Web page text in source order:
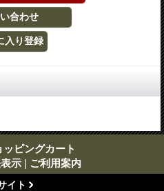
ッピングカート
示 | ご利用案内
イト